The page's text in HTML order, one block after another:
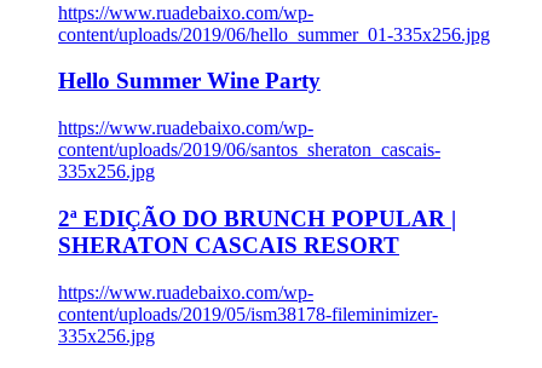
https://www.ruadebaixo.com/wp-
content/uploads/2019/06/hello_summer_01-335x256.jpg
Hello Summer Wine Party
https://www.ruadebaixo.com/wp-
content/uploads/2019/06/santos_sheraton_cascais-
335x256.jpg
2ª EDIÇÃO DO BRUNCH POPULAR |
SHERATON CASCAIS RESORT
https://www.ruadebaixo.com/wp-
content/uploads/2019/05/ism38178-fileminimizer-
335x256.jpg